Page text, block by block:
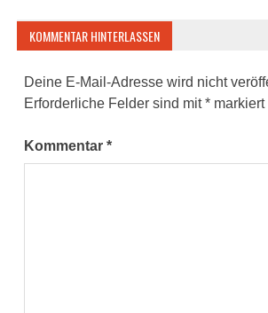
KOMMENTAR HINTERLASSEN
Deine E-Mail-Adresse wird nicht
Erforderliche Felder sind mit* markiert
Kommentar*